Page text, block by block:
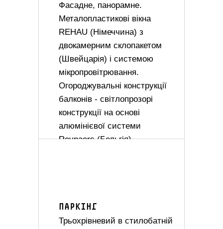
Фасадне, панорамне.
Металопластикові вікна
REHAU (Німеччина) з
двокамерним склопакетом
(Швейцарія) і системою
мікропровітрювання.
Огороджувальні конструкції
балконів - світлопрозорі
конструкції на основі
алюмінієвої системи
Reynaers (Бельгія).
ПАРКІНГ
Трьохрівневий в стилобатній